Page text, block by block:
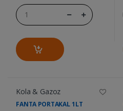
Kola & Gazoz
FANTA PORTAKAL 1LT